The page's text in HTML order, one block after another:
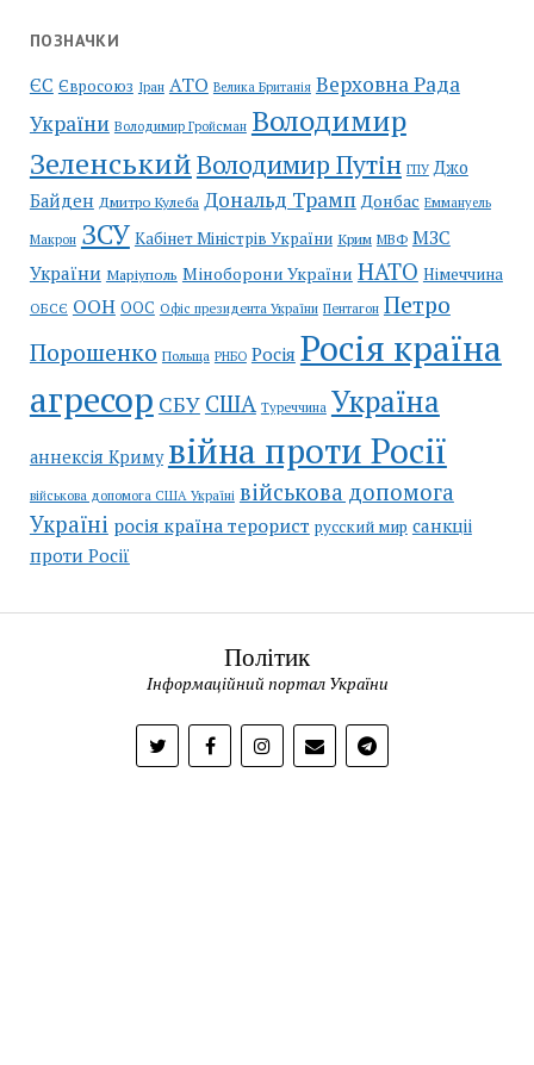
ПОЗНАЧКИ
ЄС Євросоюз Іран АТО Велика Британія Верховна Рада
України Володимир Гройсман Володимир
ЗеленськийВолодимир Путін ГПУ Джо
Байден Дмитро Кулеба Дональд Трамп Донбас Еммануель
Макрон ЗСУ Кабінет Міністрів України Крим МВФ МЗС
України Маріуполь Міноборони України НАТО Німеччина
ОБСЄ ООН ООС Офіс президента України Пентагон Петро
Порошенко Польща РНБО Росія Росія країна
агресор СБУ США Туреччина Україна
аннексія Криму війна проти Росії
військова допомога США Україні військова допомога
Україні росія країна терорист русский мир санкціі
проти Росії
Політик
Інформаційний портал України